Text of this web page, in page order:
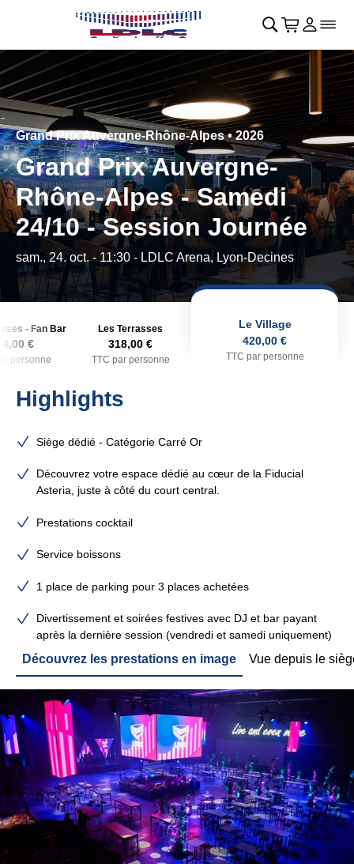
Retour au menu principal􀄫
􀊫 Cart
􀍩 Se
􀉩􀌇
Grand Prix Auvergne-Rhône-Alpes • 2026
Grand Prix Auvergne-
Rhône-Alpes - Samedi
24/10 - Session Journée
sam., 24. oct. - 11:30 - LDLC Arena, Lyon-Decines
- Fan Bar
€
personne
Les Terrasses
318,00 €
TTC par personne
Le Village
420,00 €
TTC par personne
Highlights
Siège dédié - Catégorie Carré Or
Découvrez votre espace dédié au cœur de la Fiducial
Asteria, juste à côté du court central.
Prestations cocktail
Service boissons
1 place de parking pour 3 places achetées
Divertissement et soirées festives avec DJ et bar payant
après la dernière session (vendredi et samedi uniquement)
Découvrez les prestations en image Vue depuis le